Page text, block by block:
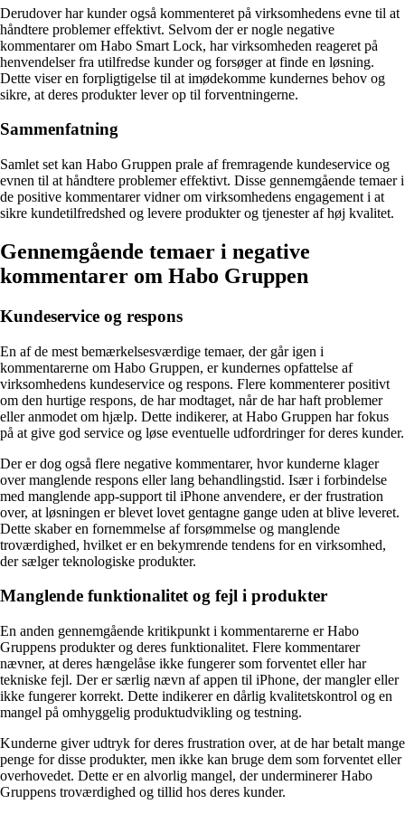
Derudover har kunder også kommenteret på virksomhedens evne til at
håndtere problemer effektivt. Selvom der er nogle negative
kommentarer om Habo Smart Lock, har virksomheden reageret på
henvendelser fra utilfredse kunder og forsøger at finde en løsning.
Dette viser en forpligtigelse til at imødekomme kundernes behov og
sikre, at deres produkter lever op til forventningerne.
Sammenfatning
Samlet set kan Habo Gruppen prale af fremragende kundeservice og
evnen til at håndtere problemer effektivt. Disse gennemgående temaer i
de positive kommentarer vidner om virksomhedens engagement i at
sikre kundetilfredshed og levere produkter og tjenester af høj kvalitet.
Gennemgående temaer i negative
kommentarer om Habo Gruppen
Kundeservice og respons
En af de mest bemærkelsesværdige temaer, der går igen i
kommentarerne om Habo Gruppen, er kundernes opfattelse af
virksomhedens kundeservice og respons. Flere kommenterer positivt
om den hurtige respons, de har modtaget, når de har haft problemer
eller anmodet om hjælp. Dette indikerer, at Habo Gruppen har fokus
på at give god service og løse eventuelle udfordringer for deres kunder.
Der er dog også flere negative kommentarer, hvor kunderne klager
over manglende respons eller lang behandlingstid. Især i forbindelse
med manglende app-support til iPhone anvendere, er der frustration
over, at løsningen er blevet lovet gentagne gange uden at blive leveret.
Dette skaber en fornemmelse af forsømmelse og manglende
troværdighed, hvilket er en bekymrende tendens for en virksomhed,
der sælger teknologiske produkter.
Manglende funktionalitet og fejl i produkter
En anden gennemgående kritikpunkt i kommentarerne er Habo
Gruppens produkter og deres funktionalitet. Flere kommentarer
nævner, at deres hængelåse ikke fungerer som forventet eller har
tekniske fejl. Der er særlig nævn af appen til iPhone, der mangler eller
ikke fungerer korrekt. Dette indikerer en dårlig kvalitetskontrol og en
mangel på omhyggelig produktudvikling og testning.
Kunderne giver udtryk for deres frustration over, at de har betalt mange
penge for disse produkter, men ikke kan bruge dem som forventet eller
overhovedet. Dette er en alvorlig mangel, der underminerer Habo
Gruppens troværdighed og tillid hos deres kunder.